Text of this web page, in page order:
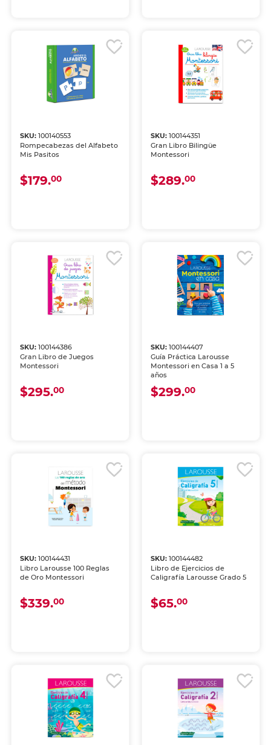
SKU:100140553
Rompecabezas del Alfabeto
Mis Pasitos
$179.00
SKU: 100144351
Gran Libro Bilingüe
Montessori
$289.00
SKU:100144386
Gran Libro de Juegos
Montessori
$295.00
SKU: 100144407
Guía Práctica Larousse
Montessori en Casa 1 a 5
años
$299.00
SKU:100144431
Libro Larousse 100 Reglas
de Oro Montessori
$339.00
SKU: 100144482
Libro de Ejercicios de
Caligrafía Larousse Grado 5
$65.00